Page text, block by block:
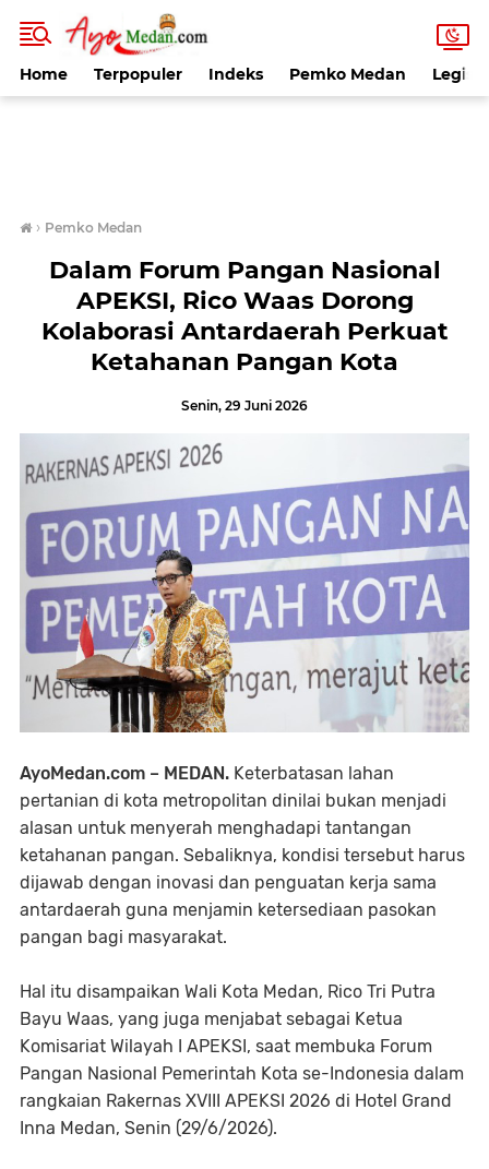
Home Terpopuler Indeks Pemko Medan
› Pemko Medan
Dalam Forum Pangan Nasional
APEKSI, Rico Waas Dorong
Kolaborasi Antardaerah Perkuat
Ketahanan Pangan Kota
Senin, 29 Juni 2026
AyoMedan.com – MEDAN. Keterbatasan lahan
pertanian di kota metropolitan dinilai bukan menjadi
alasan untuk menyerah menghadapi tantangan
ketahanan pangan. Sebaliknya, kondisi tersebut harus
dijawab dengan inovasi dan penguatan kerja sama
antardaerah guna menjamin ketersediaan pasokan
pangan bagi masyarakat.
Hal itu disampaikan Wali Kota Medan, Rico Tri Putra
Bayu Waas, yang juga menjabat sebagai Ketua
Komisariat Wilayah I APEKSI, saat membuka Forum
Pangan Nasional Pemerintah Kota se-Indonesia dalam
rangkaian Rakernas XVIII APEKSI 2026 di Hotel Grand
Inna Medan, Senin (29/6/2026).